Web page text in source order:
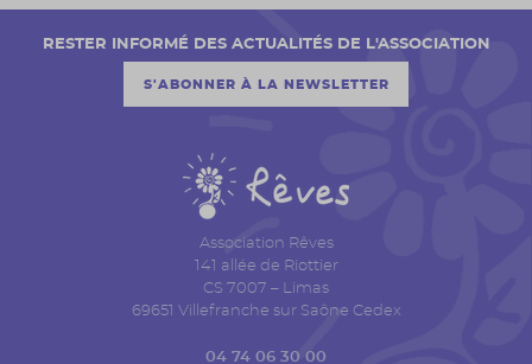
Association Rêves
141 allée de Riottier
CS 7007 – Limas
69651 Villefranche sur Saône Cedex
04 74 06 30 00
RESTER INFORMÉ DES ACTUALITÉS DE L'ASSOCIATION
S'ABONNER À LA NEWSLETTER